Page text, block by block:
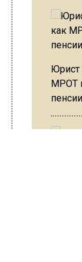
Юрист
МРОТ
пенсии